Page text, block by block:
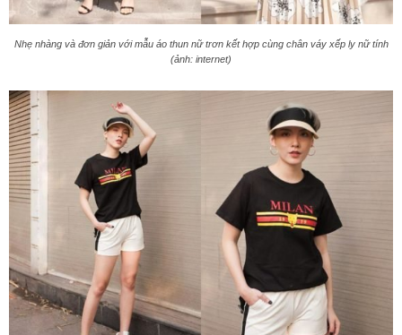
Nhẹ nhàng và đơn giản với mẫu áo thun nữ trơn kết hợp cùng chân váy xếp ly nữ tính
(ảnh: internet)